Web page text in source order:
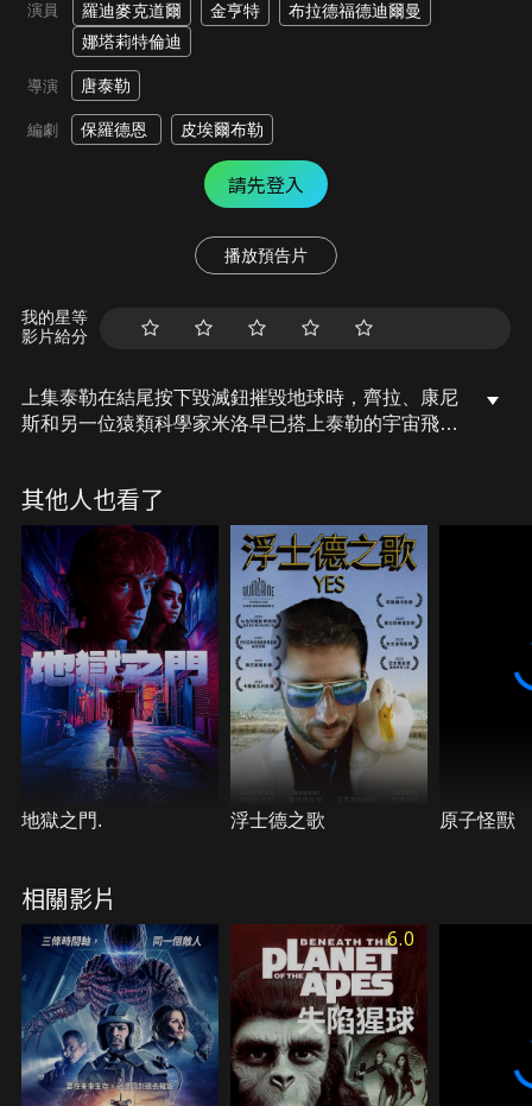
演員 羅迪麥克道爾 金亨特
布拉德福德迪爾曼
娜塔莉特倫迪
導演 唐泰勒
編劇 保羅德恩 皮埃爾布勒
請先登入
播放預告片
我的星等
影片給分
上集泰勒在結尾按下毀滅鈕摧毀地球時，齊拉、康尼
斯和另一位猿類科學家米洛早已搭上泰勒的宇宙飛
人類科學家震驚萬分，政府迅速將他們視為奇觀。他
們受到名流邀請、參加訪談節目，甚至成為社會的明
星「會說話的猿猴」成為人類社會的寵兒。 但這份榮
耀並不會持久。恐懼逐漸滋生—— 當人類領導層得知
這些猩猩來自一個未來世界，而這個未來人類已經被
猿類取代，他們開始驚恐萬分。如果這對猿類夫妻的
後代存活，是否意味著猿類統治的未來將無法改變？
政府決定：猩猩不得生存！
其他人也看了
地獄之門. 浮士德之歌 原子怪獸
相關影片
6.0